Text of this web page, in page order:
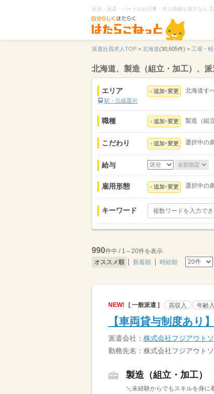
社員・派遣・パートのお仕事・求人情報を探すなら【
派遣社員求人TOP > 北海道(30,605件) > 工場・
北海道、製造（組立・加工）、
エリア
駅・沿線選択
追加･変更 北海道す
職種 追加･変更 製造（組
こだわり 追加･変更 選択中の
給与
雇用形態 追加･変更 選択中の
キーワード
990件中 / 1～20件を表示
オススメ順
新着順 時給順
NEW! [ 一般派遣 ] 高収入 年齢
【車両貸与制度あり
派遣会社： 株式会社フジアウト
勤務先名：株式会社フジアウト
製造（組立・加工）
＼未経験からでもスキルを身に